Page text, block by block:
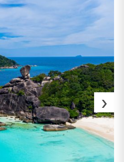
›